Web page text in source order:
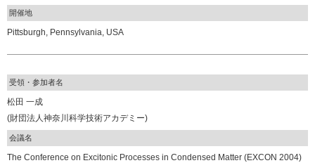
開催地
Pittsburgh, Pennsylvania, USA
受領・参加者名
松田 一成
(財団法人神奈川科学技術アカデミー)
会議名
The Conference on Excitonic Processes in Condensed Matter (EXCON 2004)